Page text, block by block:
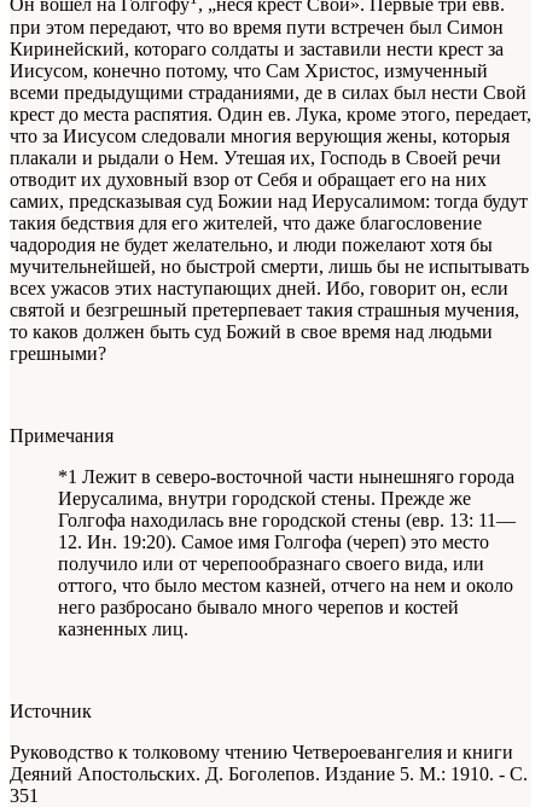
Он вошел на Голгофу , „неся крест Свой». Первые три евв.
при этом передают, что во время пути встречен был Симон
Киринейский, котораго солдаты и заставили нести крест за
Иисусом, конечно потому, что Сам Христос, измученный
всеми предыдущими страданиями, де в силах был нести Свой
крест до места распятия. Один ев. Лука, кроме этого, передает,
что за Иисусом следовали многия верующия жены, которыя
плакали и рыдали о Нем. Утешая их, Господь в Своей речи
отводит их духовный взор от Себя и обращает его на них
самих, предсказывая суд Божии над Иерусалимом: тогда будут
такия бедствия для его жителей, что даже благословение
чадородия не будет желательно, и люди пожелают хотя бы
мучительнейшей, но быстрой смерти, лишь бы не испытывать
всех ужасов этих наступающих дней. Ибо, говорит он, если
святой и безгрешный претерпевает такия страшныя мучения,
то каков должен быть суд Божий в свое время над людьми
грешными?
Примечания
*1 Лежит в северо-восточной части нынешняго города
Иерусалима, внутри городской стены. Прежде же
Голгофа находилась вне городской стены (евр. 13: 11—
12. Ин. 19:20). Самое имя Голгофа (череп) это место
получило или от черепообразнаго своего вида, или
оттого, что было местом казней, отчего на нем и около
него разбросано бывало много черепов и костей
казненных лиц.
Источник
Руководство к толковому чтению Четвероевангелия и книги
Деяний Апостольских. Д. Боголепов. Издание 5. М.: 1910. - С.
351